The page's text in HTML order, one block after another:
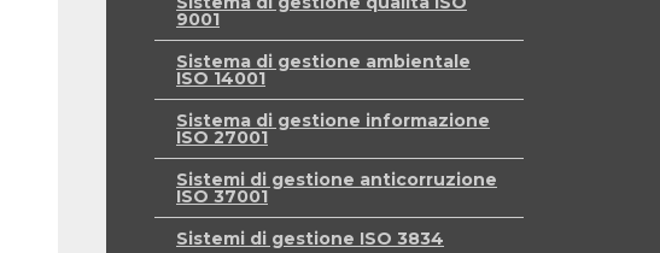
9001
Sistema di gestione ambientale
ISO 14001
Sistema di gestione informazione
ISO 27001
Sistemi di gestione anticorruzione
ISO 37001
Sistemi di gestione ISO 3834